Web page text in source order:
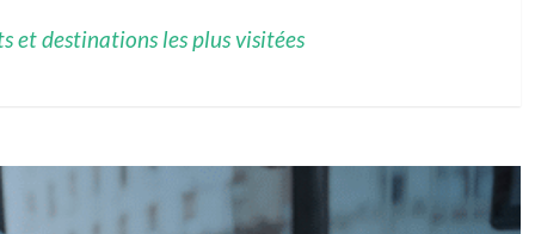
et destinations les plus visitées